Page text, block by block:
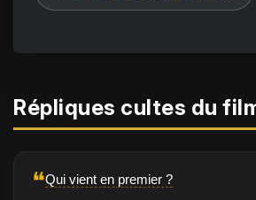
Répliques cultes du
❝Qui vient en premier ?